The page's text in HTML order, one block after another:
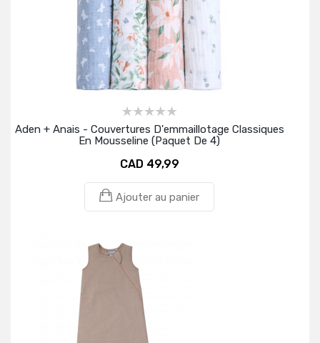
Aden + Anais - Couvertures D'emmaillotage Classiques
En Mousseline (paquet De 4)
CAD 49,99
Ajouter au panier